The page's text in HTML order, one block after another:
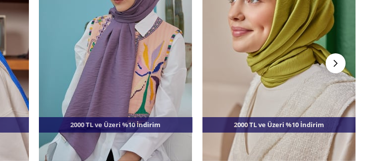
2000 TL ve Üzeri %10 İndirim 2000 TL ve Üzeri %10 İndirim